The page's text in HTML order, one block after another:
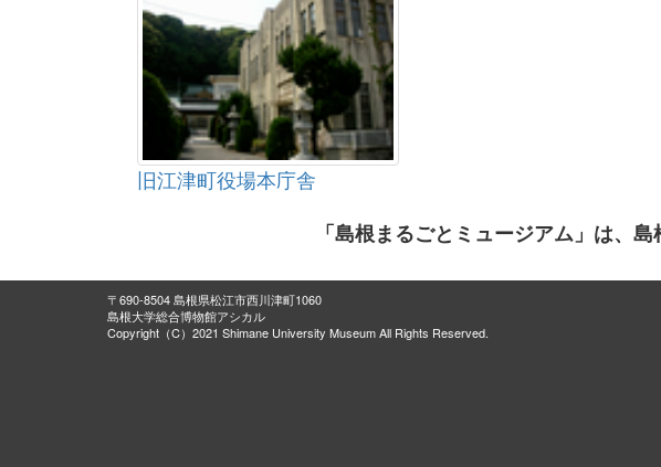
旧江津町役場本庁舎
「島根まるごとミュージアム」は、
〒690-8504 島根県松江市西川津町1060
島根大学総合博物館アシカル
Copyright（C）2021 Shimane University Museum All Rights Reserved.